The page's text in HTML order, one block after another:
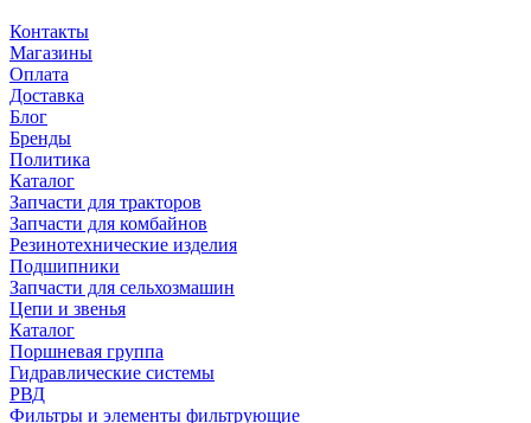
Контакты
Магазины
Оплата
Доставка
Блог
Бренды
Политика
Каталог
Запчасти для тракторов
Запчасти для комбайнов
Резинотехнические изделия
Подшипники
Запчасти для сельхозмашин
Цепи и звенья
Каталог
Поршневая группа
Гидравлические системы
РВД
Фильтры и элементы фильтрующие